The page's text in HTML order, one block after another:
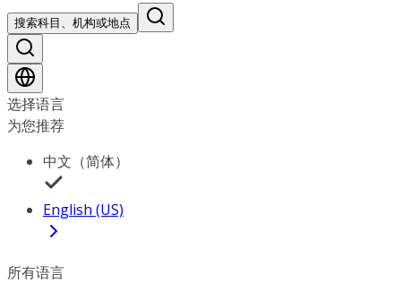
搜索科目、机构或地点
选择语言
为您推荐
中文（简体）
English (US)
所有语言